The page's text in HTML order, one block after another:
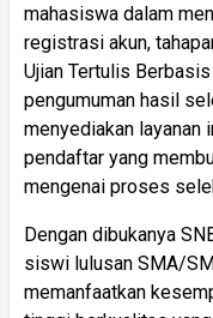
mahasiswa dalam
registrasi akun,
Ujian Tertulis
pengumuman hasil
menyediakan
pendaftar yang
mengenai proses
Dengan dibukanya
siswi lulusan SMA/
memanfaatkan